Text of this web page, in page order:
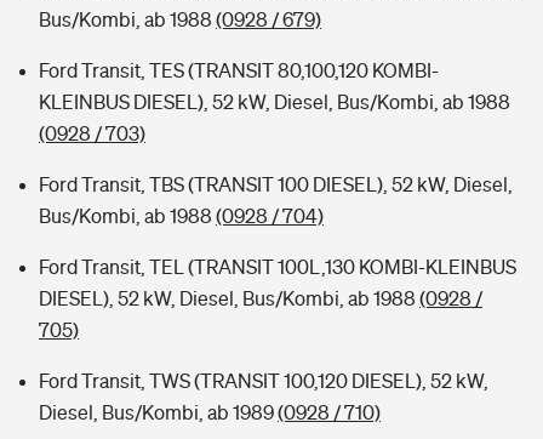
Bus/Kombi, ab 1988 (0928 / 679)
Ford Transit, TES (TRANSIT 80,100,120 KOMBI-
KLEINBUS DIESEL), 52 kW, Diesel, Bus/Kombi, ab 1988
(0928 / 703)
Ford Transit, TBS (TRANSIT 100 DIESEL), 52 kW, Diesel,
Bus/Kombi, ab 1988 (0928 / 704)
Ford Transit, TEL (TRANSIT 100L,130 KOMBI-KLEINBUS
DIESEL), 52 kW, Diesel, Bus/Kombi, ab 1988 (0928 /
705)
Ford Transit, TWS (TRANSIT 100,120 DIESEL), 52 kW,
Diesel, Bus/Kombi, ab 1989(0928 / 710)